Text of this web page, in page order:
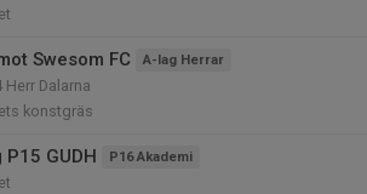
Swesom FC A-lag Herrar
Herr Dalarna
konstgräs
GUDH P16 Akademi